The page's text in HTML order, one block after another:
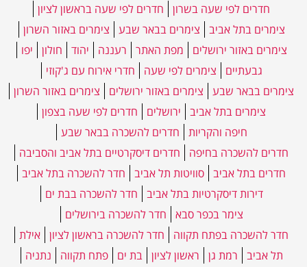
חדרים לפי שעה בשרון
חדרים לפי שעה בראשון לציון
צימרים בתל אביב
צימרים בבאר שבע
צימרים באזור השרון
צימרים באזור ירושלים
מפת האתר רעננה יהוד חולון
יפו
גבעתיים
צימרים לפי שעה
חדרי אירוח עם ג'קוזי
צימרים בבאר שבע
צימרים באזור ירושלים
צימרים באזור השרון
צימרים בתל אביב
ירושלים
חדרים לפי שעה בצפון
חיפה והקריות
חדרים להשכרה בבאר שבע
חדרים להשכרה בחיפה
חדרים דיסקרטיים בתל אביב והסביבה
חדרים בתל אביב סוויטות תל אביב
חדר להשכרה בתל אביב
דירות דיסקרטיות בתל אביב
חדר להשכרה בבת ים
צימר בכפר סבא
חדר להשכרה בירושלים
חדר להשכרה בפתח תקווה
חדר להשכרה בראשון לציון אילת
תל אביב
רמת גן ראשון לציון בת ים פתח תקווה נתניה